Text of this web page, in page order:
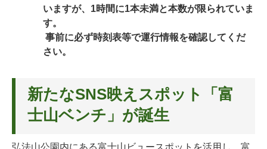
いますが、1時間に1本未満と本数が限られていま
す。
事前に必ず時刻表等で運行情報を確認してくだ
さい。
新たなSNS映えスポット「富
士山ベンチ」が誕生
弘法山公園内にある富士山ビュースポットを活用し、富